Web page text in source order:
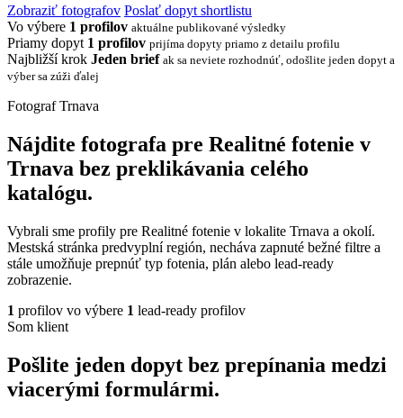
Zobraziť fotografov Poslať dopyt shortlistu
Vo výbere 1 profilov aktuálne publikované výsledky
Priamy dopyt 1 profilov prijíma dopyty priamo z detailu profilu
Najbližší krok Jeden brief ak sa neviete rozhodnúť, odošlite jeden dopyt a
výber sa zúži ďalej
Fotograf Trnava
Nájdite fotografa pre Realitné fotenie v
Trnava bez preklikávania celého
katalógu.
Vybrali sme profily pre Realitné fotenie v lokalite Trnava a okolí.
Mestská stránka predvyplní región, necháva zapnuté bežné filtre a
stále umožňuje prepnúť typ fotenia, plán alebo lead-ready
zobrazenie.
1 profilov vo výbere 1 lead-ready profilov
Som klient
Pošlite jeden dopyt bez prepínania medzi
viacerými formulármi.